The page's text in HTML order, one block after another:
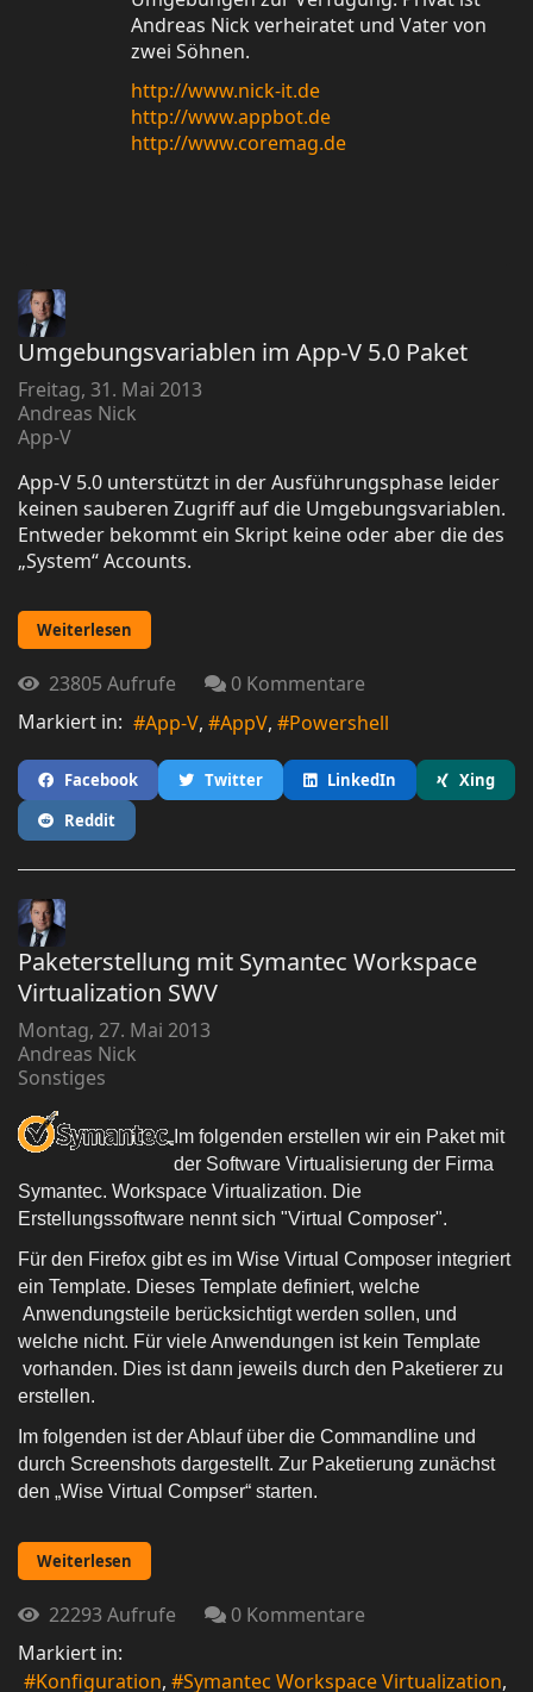
Andreas Nick verheiratet und Vater von
zwei Söhnen.
http://www.nick-it.de
http://www.appbot.de
http://www.coremag.de
Umgebungsvariablen im App-V 5.0 Paket
Freitag, 31. Mai 2013
Andreas Nick
App-V
App-V 5.0 unterstützt in der Ausführungsphase leider
keinen sauberen Zugriff auf die Umgebungsvariablen.
Entweder bekommt ein Skript keine oder aber die des
„System“ Accounts.
Weiterlesen
23805 Aufrufe
0 Kommentare
Markiert in:
App-V AppV Powershell
Facebook Twitter LinkedIn
Xing
Reddit
Paketerstellung mit Symantec Workspace
Virtualization SWV
Montag, 27. Mai 2013
Andreas Nick
Sonstiges
Im folgenden erstellen wir ein Paket mit
der Software Virtualisierung der Firma
Symantec. Workspace Virtualization. Die
Erstellungssoftware nennt sich "Virtual Composer".
Für den Firefox gibt es im Wise Virtual Composer integriert
ein Template. Dieses Template definiert, welche
Anwendungsteile berücksichtigt werden sollen, und
welche nicht. Für viele Anwendungen ist kein Template
vorhanden. Dies ist dann jeweils durch den Paketierer zu
erstellen.
Im folgenden ist der Ablauf über die Commandline und
durch Screenshots dargestellt. Zur Paketierung zunächst
den „Wise Virtual Compser“ starten.
Weiterlesen
22293 Aufrufe
0 Kommentare
Markiert in:
Konfiguration
Symantec Workspace Virtualization